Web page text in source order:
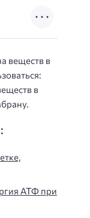
веществ в
в
АТФ при